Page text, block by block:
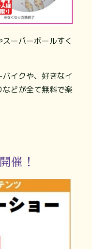
ーパーボールすく
イクや、好きなイ
どが全て無料で楽
催！